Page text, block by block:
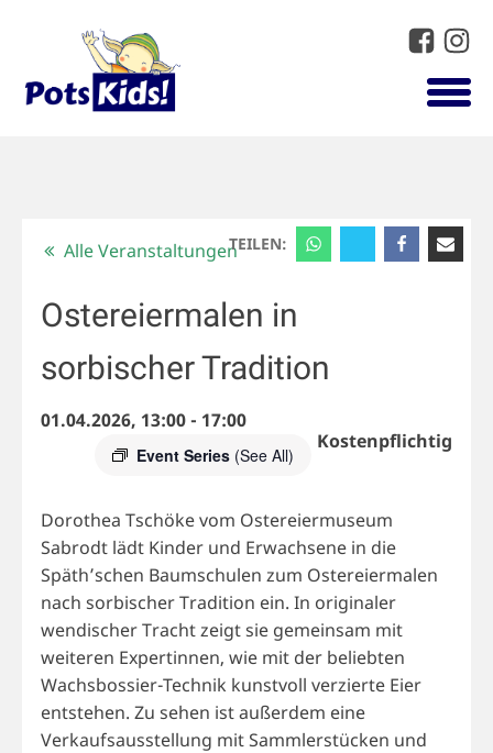
TEILEN:
Alle Veranstaltungen
Ostereiermalen in
sorbischer Tradition
01.04.2026, 13:00- 17:00
Event Series (See All)
Kostenpflichtig
Dorothea Tschöke vom Ostereiermuseum
Sabrodt lädt Kinder und Erwachsene in die
Späth’schen Baumschulen zum Ostereiermalen
nach sorbischer Tradition ein. In originaler
wendischer Tracht zeigt sie gemeinsam mit
weiteren Expertinnen, wie mit der beliebten
Wachsbossier-Technik kunstvoll verzierte Eier
entstehen. Zu sehen ist außerdem eine
Verkaufsausstellung mit Sammlerstücken und